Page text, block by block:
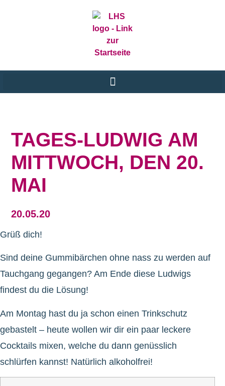
TAGES-LUDWIG AM
MITTWOCH, DEN 20.
MAI
20.05.20
Grüß dich!
Sind deine Gummibärchen ohne nass zu werden auf
Tauchgang gegangen? Am Ende diese Ludwigs
findest du die Lösung!
Am Montag hast du ja schon einen Trinkschutz
gebastelt – heute wollen wir dir ein paar leckere
Cocktails mixen, welche du dann genüsslich
schlürfen kannst! Natürlich alkoholfrei!